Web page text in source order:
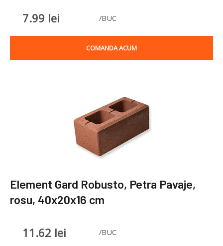
7.99 lei /BUC
COMANDA ACUM
Element Gard Robusto, Petra Pavaje,
rosu, 40x20x16 cm
11.62 lei /BUC